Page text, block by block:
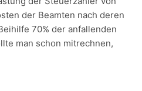
der Beamten nach deren
70% der anfallenden
man schon mitrechnen,